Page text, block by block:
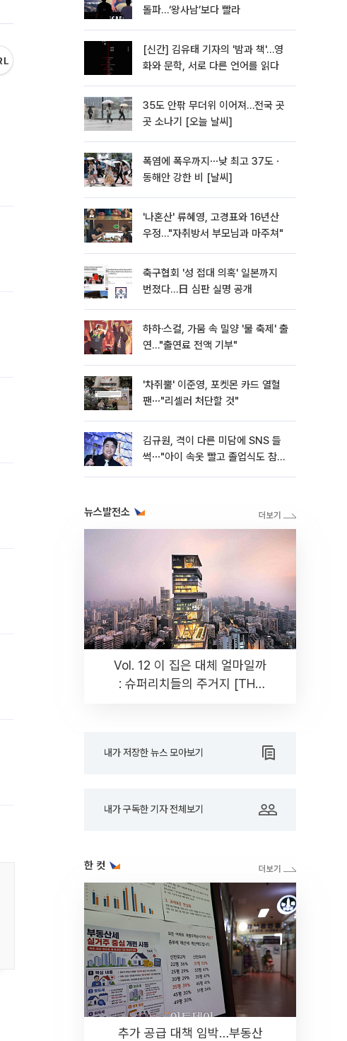
돌파…‘왕사남’보다 빨라
[신간] 김유태 기자의 '밤과 책'…영
화와 문학, 서로 다른 언어를 읽다
35도 안팎 무더위 이어져…전국 곳
곳 소나기 [오늘 날씨]
폭염에 폭우까지⋯낮 최고 37도ㆍ
동해안 강한 비 [날씨]
'나혼산' 류혜영, 고경표와 16년산
우정…"자취방서 부모님과 마주쳐"
축구협회 '성 접대 의혹' 일본까지
번졌다…日 심판 실명 공개
하하·스컬, 가뭄 속 밀양 '물 축제' 출
연…"출연료 전액 기부"
'차쥐뿔' 이준영, 포켓몬 카드 열혈
팬⋯"리셀러 처단할 것"
김규원, 격이 다른 미담에 SNS 들
썩⋯"아이 속옷 빨고 졸업식도 참
뉴스발전소
Vol. 12 이 집은 대체 얼마일까
: 슈퍼리치들의 주거지 [THE
내가 저장한 뉴스 모아보기
내가 구독한 기자 전체보기
한 컷
추가 공급 대책 임박…부동산